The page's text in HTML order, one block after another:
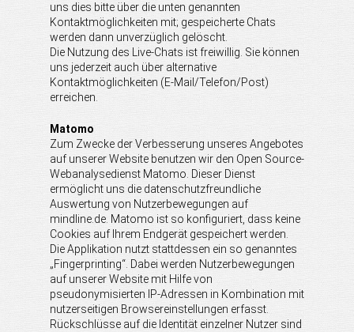
uns dies bitte über die unten genannten
Kontaktmöglichkeiten mit; gespeicherte Chats
werden dann unverzüglich gelöscht.
Die Nutzung des Live-Chats ist freiwillig. Sie können
uns jederzeit auch über alternative
Kontaktmöglichkeiten (E-Mail/Telefon/Post)
erreichen.
Matomo
Zum Zwecke der Verbesserung unseres Angebotes
auf unserer Website benutzen wir den Open Source-
Webanalysedienst Matomo. Dieser Dienst
ermöglicht uns die datenschutzfreundliche
Auswertung von Nutzerbewegungen auf
mindline.de. Matomo ist so konfiguriert, dass keine
Cookies auf Ihrem Endgerät gespeichert werden.
Die Applikation nutzt stattdessen ein so genanntes
„Fingerprinting“. Dabei werden Nutzerbewegungen
auf unserer Website mit Hilfe von
pseudonymisierten IP-Adressen in Kombination mit
nutzerseitigen Browsereinstellungen erfasst.
Rückschlüsse auf die Identität einzelner Nutzer sind